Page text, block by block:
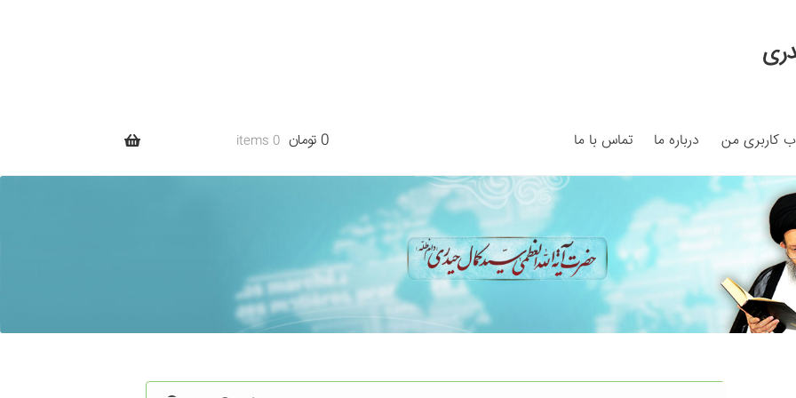
کاربری من درباره ما تماس با ما
My
Search Results
Shop برگه نمونه برگه نمونه بلاگ پرداخت
سبد خرید قوانین و مقررات
0 تومان 0 items